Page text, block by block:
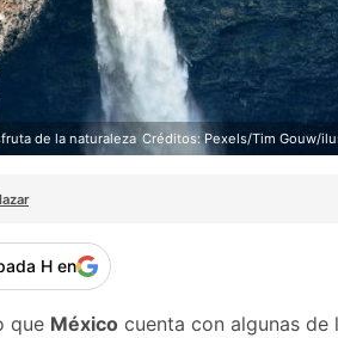
de la naturaleza Créditos: Pexels/Tim Gouw/
H en
que México cuenta con algunas de